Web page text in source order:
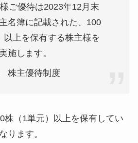
ご優待は2023年12月末
名簿に記載された、100
以上を保有する株主様を
施します。
株主優待制度
株（1単元）以上を保有してい
ります。